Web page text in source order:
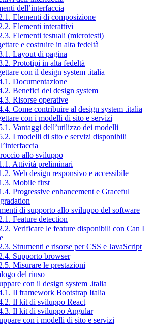
dell’interfaccia
Elementi di composizione
Elementi interattivi
Elementi testuali (microtesti)
e costruire in alta fedeltà
Layout di pagina
Prototipi in alta fedeltà
con il design system .italia
Documentazione
Benefici del design system
Risorse operative
Come contribuire al design system .italia
con i modelli di sito e servizi
Vantaggi dell’utilizzo dei modelli
I modelli di sito e servizi disponibili
allo sviluppo
Attività preliminari
Web design responsivo e accessibile
Mobile first
Progressive enhancement e Graceful
di supporto allo sviluppo del software
Feature detection
Verificare le feature disponibili con Can I
Strumenti e risorse per CSS e JavaScript
Supporto browser
Misurare le prestazioni
del riuso
con il design system .italia
Il framework Bootstrap Italia
Il kit di sviluppo React
Il kit di sviluppo Angular
con i modelli di sito e servizi